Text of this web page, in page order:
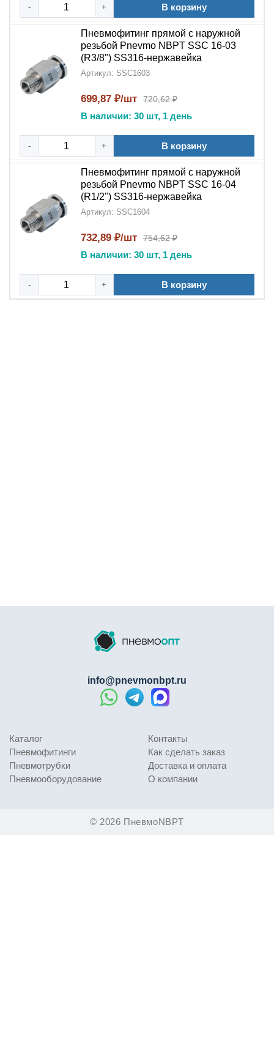
- + В корзину
Пневмофитинг прямой с наружной
резьбой Pnevmo NBPT SSC 16-03
(R3/8") SS316-нержавейка
Артикул: SSC1603
699,87 ₽/шт 720,62 ₽
В наличии: 30 шт, 1 день
- + В корзину
Пневмофитинг прямой с наружной
резьбой Pnevmo NBPT SSC 16-04
(R1/2") SS316-нержавейка
Артикул: SSC1604
732,89 ₽/шт 754,62 ₽
В наличии: 30 шт, 1 день
- + В корзину
© 2026 ПневмоNBPT
Каталог
Пневмофитинги
Пневмотрубки
Пневмооборудование
Контакты
Как сделать заказ
Доставка и оплата
О компании
info@pnevmonbpt.ru